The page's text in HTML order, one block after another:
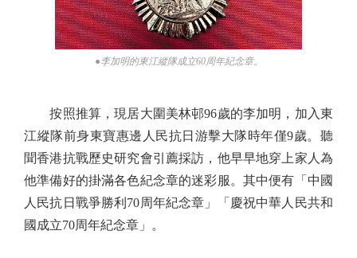
●李加明的東江縱隊成立60周年紀念章。
按照推算，現居大圍美林邨96歲的李加明，加入東
江縱隊前身東寶惠邊人民抗日游擊大隊時年僅9歲。聽
聞香港抗戰歷史研究會引薦採訪，他早早地穿上家人為
他準備好的掛滿各色紀念章的迷彩服。其中便有「中國
人民抗日戰爭勝利70周年紀念章」「慶祝中華人民共和
國成立70周年紀念章」。